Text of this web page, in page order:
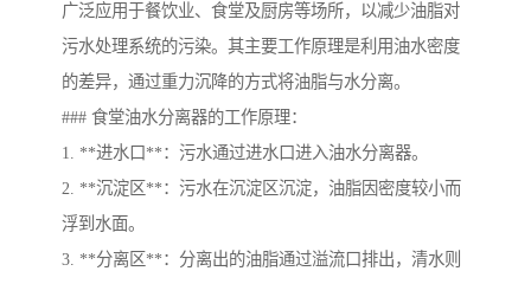
广泛应用于餐饮业、食堂及厨房等场所，以减少油脂对
污水处理系统的污染。其主要工作原理是利用油水密度
的差异，通过重力沉降的方式将油脂与水分离。
### 食堂油水分离器的工作原理：
1. **进水口**：污水通过进水口进入油水分离器。
2. **沉淀区**：污水在沉淀区沉淀，油脂因密度较小而
浮到水面。
3. **分离区**：分离出的油脂通过溢流口排出，清水则